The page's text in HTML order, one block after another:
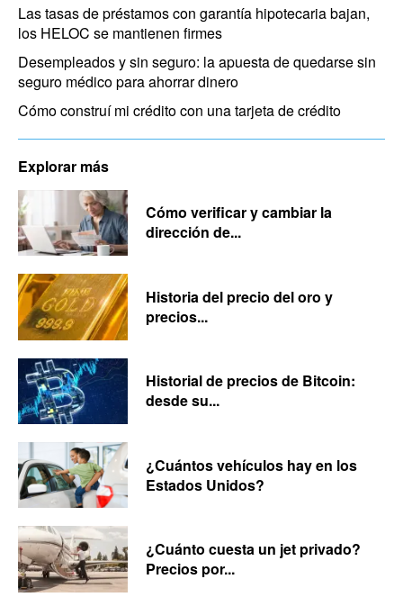
Las tasas de préstamos con garantía hipotecaria bajan,
los HELOC se mantienen firmes
Desempleados y sin seguro: la apuesta de quedarse sin
seguro médico para ahorrar dinero
Cómo construí mi crédito con una tarjeta de crédito
Explorar más
Cómo verificar y cambiar la
dirección de...
Historia del precio del oro y
precios...
Historial de precios de Bitcoin:
desde su...
¿Cuántos vehículos hay en los
Estados Unidos?
¿Cuánto cuesta un jet privado?
Precios por...